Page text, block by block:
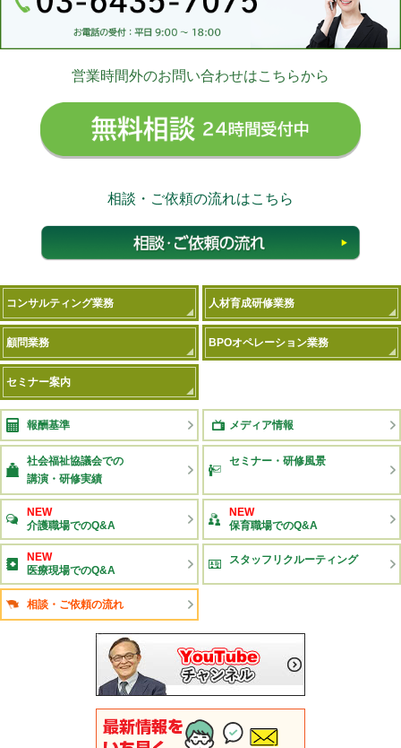
営業時間外のお問い合わせはこちらから
相談・ご依頼の流れはこちら
コンサルティング業務 人材育成研修業務
顧問業務 BPOオペレーション業務
セミナー案内
報酬基準 メディア情報
社会福祉協議会での
講演・研修実績
セミナー・研修風景
NEW
介護職場でのQ&A
NEW
保育職場でのQ&A
NEW
医療現場でのQ&A
スタッフリクルーティング
相談・ご依頼の流れ